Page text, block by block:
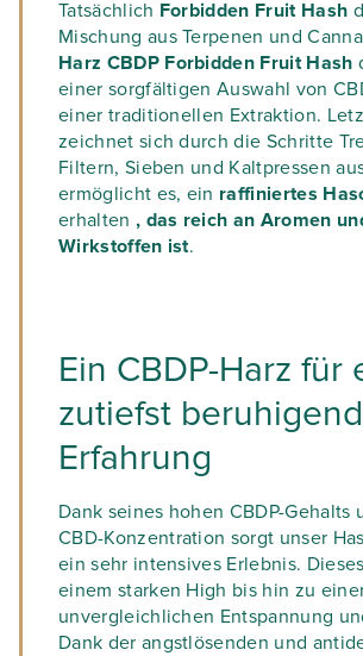
Tatsächlich Forbidden Fruit Hash
Mischung aus Terpenen und
Harz CBDP Forbidden Fruit Hash
einer sorgfältigen Auswahl von
einer traditionellen Extraktion.
zeichnet sich durch die Schritte
Filtern, Sieben und Kaltpressen
ermöglicht es, ein raffiniertes
erhalten , das reich an Aromen
Wirkstoffen ist.
Ein CBDP-Harz für
zutiefst
Erfahrung
Dank seines hohen CBDP-Gehalts
CBD-Konzentration sorgt unser
ein sehr intensives Erlebnis.
einem starken High bis hin zu
unvergleichlichen Entspannung
Dank der angstlösenden und